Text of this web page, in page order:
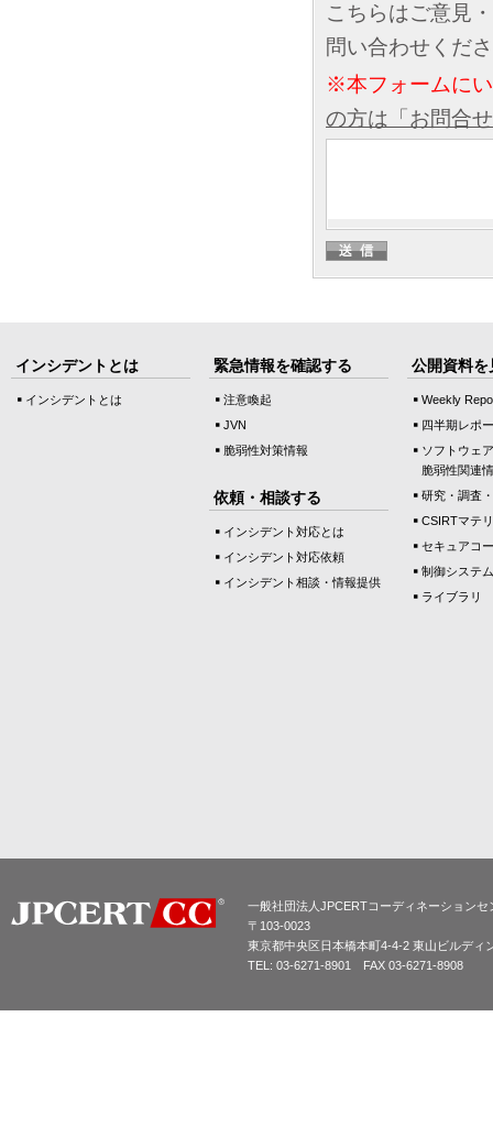
こちらはご意見
問い合わせくだ
※本フォームに
の方は「お問合
インシデントとは
インシデントとは
緊急情報を確認する
注意喚起
JVN
脆弱性対策情報
依頼・相談する
インシデント対応とは
インシデント対応依頼
インシデント相談・情報提供
公開資料を
Weekly
四半期レポ
ソフトウェ
脆弱性関連
研究・調査
CSIRTマテ
セキュアコ
制御システ
ライブラリ
一般社団法人JPCERTコーディネーションセ
〒103-0023
東京都中央区日本橋本町4-4-2 東山ビルディ
TEL: 03-6271-8901 FAX 03-6271-8908